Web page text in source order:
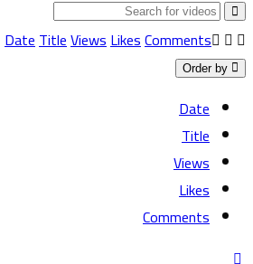
DateTitleViewsLikesComments
Order by
Date
Title
Views
Likes
Comments